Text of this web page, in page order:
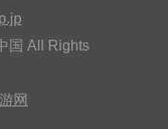
国 All Rights
网